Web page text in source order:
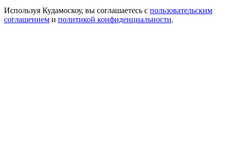
Используя Кудамоскоу, вы соглашаетесь с пользовательским
соглашением и политикой конфиденциальности.